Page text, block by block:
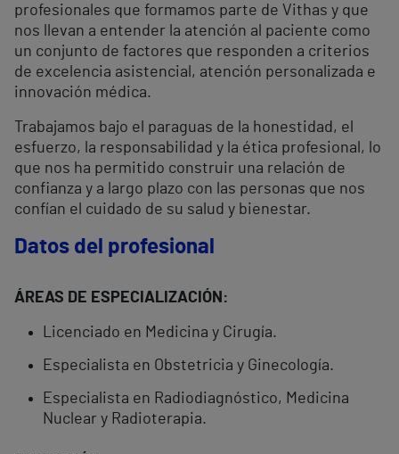
profesionales que formamos parte de Vithas y que
nos llevan a entender la atención al paciente como
un conjunto de factores que responden a criterios
de excelencia asistencial, atención personalizada e
innovación médica.
Trabajamos bajo el paraguas de la honestidad, el
esfuerzo, la responsabilidad y la ética profesional, lo
que nos ha permitido construir una relación de
confianza y a largo plazo con las personas que nos
confían el cuidado de su salud y bienestar.
Datos del profesional
ÁREAS DE ESPECIALIZACIÓN:
Licenciado en Medicina y Cirugía.
Especialista en Obstetricia y Ginecología.
Especialista en Radiodiagnóstico, Medicina
Nuclear y Radioterapia.